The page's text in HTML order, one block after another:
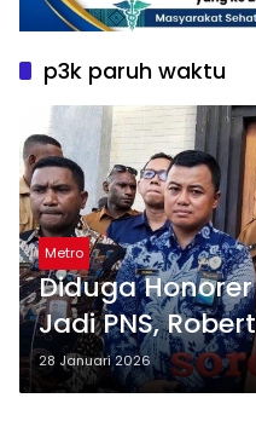
p3k paruh waktu
Metro
Diduga
Jadi PNS,
Tidak
28 Januari 2026